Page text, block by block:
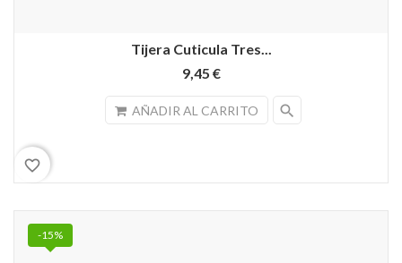
Tijera Cuticula Tres...
9,45 €
AÑADIR AL CARRITO search
favorite_border
-15%